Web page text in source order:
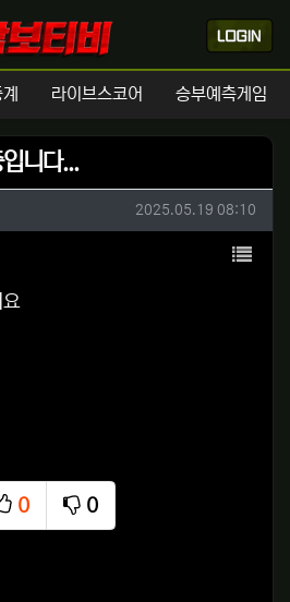
라이브스코어 승부예측게임
니다...
작성일
2025.05.19 08:10
목록
0
추천
0
비추천